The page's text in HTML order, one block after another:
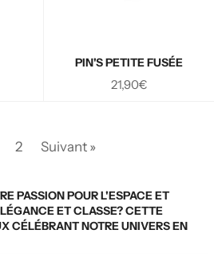
PIN'S PETITE FUSÉE
Prix
21,90€
2 Suivant »
PASSION POUR L'ESPACE ET
ET CLASSE? CETTE
CÉLÉBRANT NOTRE UNIVERS EN